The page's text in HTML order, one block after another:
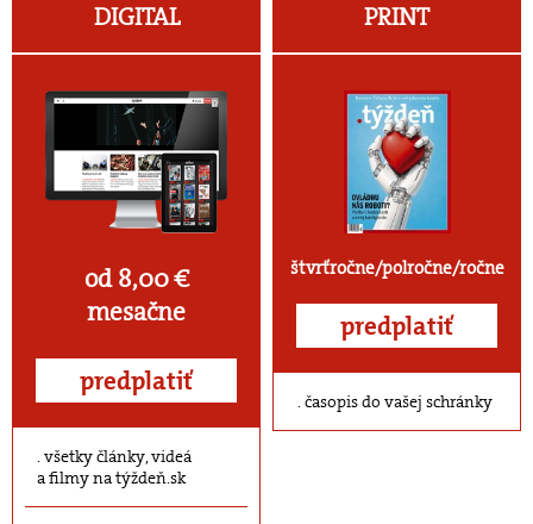
DIGITAL
od 8,00 €
mesačne
predplatiť
všetky články, videá
a filmy na týždeň.sk
PRINT
štvrťročne/polročne/ročne
predplatiť
časopis do vašej schránky